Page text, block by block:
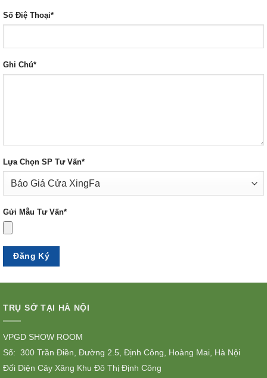
Số Điệ Thoại*
Ghi Chú*
Lựa Chọn SP Tư Vấn*
Gửi Mẫu Tư Vấn*
TRỤ SỞ TẠI HÀ NỘI
VPGD SHOW ROOM
Số: 300 Trần Điền, Đường 2.5, Định Công, Hoàng Mai, Hà Nội
Đối Diện Cây Xăng Khu Đô Thị Định Công